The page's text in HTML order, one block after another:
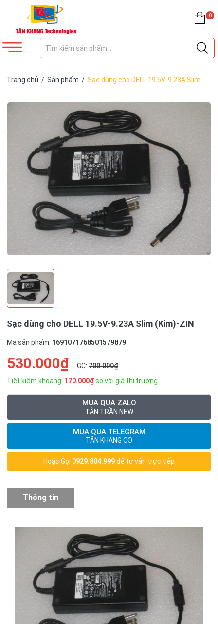
0
Trang chủ / Sản phẩm / Sạc dùng cho DELL 19.5V-9.23A Slim
Sạc dùng cho DELL 19.5V-9.23A Slim (Kim)-ZIN
Mã sản phẩm: 1691071768501579879
530.000₫ GC: 700.000₫
Tiết kiệm khoảng: 170.000₫so với giá thị trường
MUA QUA ZALO
TÂN TRẦN NEW
MUA QUA TELEGRAM
TÂN KHANG CO
Hoặc Gọi 0929.804.999để tư vấn trực tiếp
Thông tin